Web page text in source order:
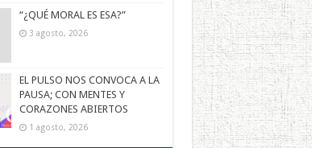
“¿QUÉ MORAL ES ESA?”
3 agosto, 2026
EL PULSO NOS CONVOCA A LA
PAUSA; CON MENTES Y
CORAZONES ABIERTOS
1 agosto, 2026